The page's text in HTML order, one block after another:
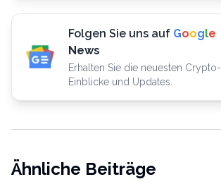
Folgen Sie uns auf Google
News
Erhalten Sie die neuesten Crypto-
Einblicke und Updates.
Ähnliche Beiträge